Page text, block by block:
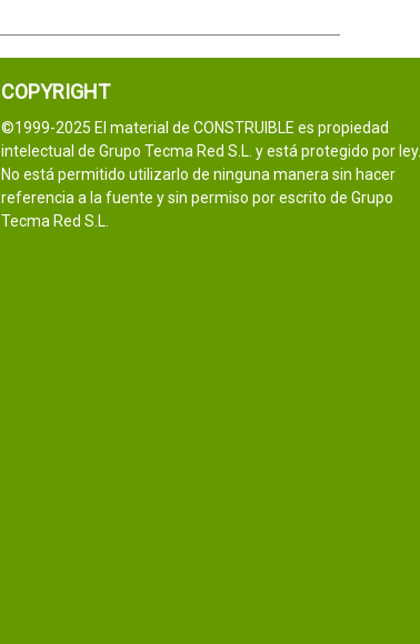
COPYRIGHT
©1999-2025 El material de CONSTRUIBLE es propiedad
intelectual de Grupo Tecma Red S.L. y está protegido por ley.
No está permitido utilizarlo de ninguna manera sin hacer
referencia a la fuente y sin permiso por escrito de Grupo
Tecma Red S.L.